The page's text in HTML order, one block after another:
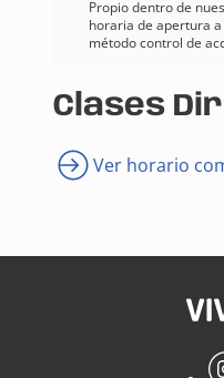
Propio dentro de
horaria de apertura
método control de
Clases
Ver horario